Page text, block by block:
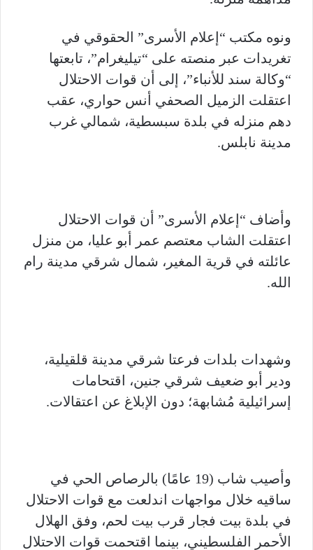
ونوه مكتب “إعلام الأسرى” الحقوقي في
تغريدات عبر منصته على “تيليغرام”، تابعتها
“وكالة سند للأنباء”، إلى أن قوات الاحتلال
اعتقلت الزميل الصحفي أنس حواري، عقب
دهم منزله في بلدة سبسطية، شمالي غرب
مدينة نابلس.
وأضاف “إعلام الأسرى” أن قوات الاحتلال
اعتقلت الشاب معتصم عمر أبو عليا، من منزل
عائلته في قرية المغير، شمال شرقي مدينة رام
الله.
وشهدات بلدات فرعتا شرقي مدينة قلقيلية،
ودير أبو ضعيف شرقي جنين، اقتحامات
إسرائيلية مُشابهة؛ دون الإبلاغ عن اعتقالات.
وأصيب شاب (19 عامًا) بالرصاص الحي في
ساقيه خلال مواجهات اندلعت مع قوات الاحتلال
في بلدة بيت فجار قرب بيت لحم، وفق الهلال
الأحمر الفلسطيني، بينما اقتحمت قوات الاحتلال